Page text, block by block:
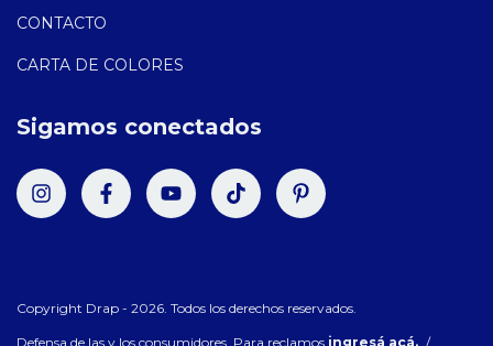
CONTACTO
CARTA DE COLORES
Sigamos conectados
Copyright Drap - 2026. Todos los derechos reservados.
Defensa de las y los consumidores. Para reclamos ingresá acá. /